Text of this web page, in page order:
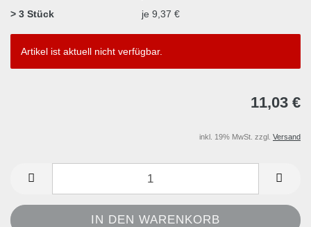
> 3 Stück
je 9,37 €
Artikel ist aktuell nicht verfügbar.
11,03 €
inkl. 19% MwSt. zzgl. Versand